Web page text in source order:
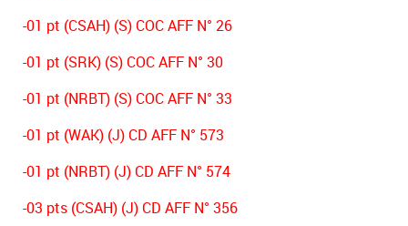
-01 pt (CSAH) (S) COC AFF N° 26
-01 pt (SRK) (S) COC AFF N° 30
-01 pt (NRBT) (S) COC AFF N° 33
-01 pt (WAK) (J) CD AFF N° 573
-01 pt (NRBT) (J) CD AFF N° 574
-03 pts (CSAH) (J) CD AFF N° 356